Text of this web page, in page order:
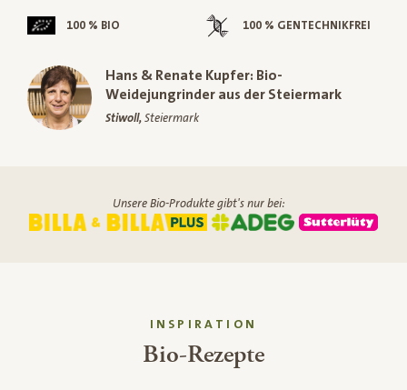
100 % BIO 100 % GENTECHNIKFREI
Hans & Renate Kupfer: Bio-
Weidejungrinder aus der Steiermark
Stiwoll, Steiermark
Unsere Bio-Produkte gibt's nur bei:
INSPIRATION
Bio-Rezepte